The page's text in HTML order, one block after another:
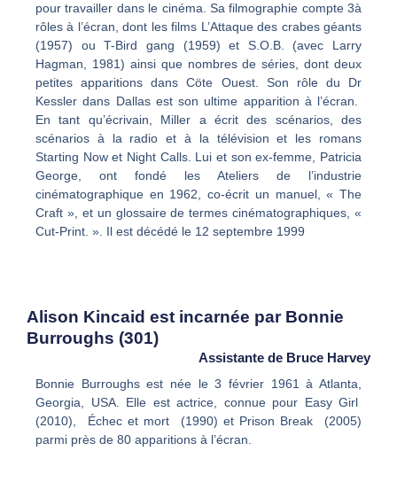
pour travailler dans le cinéma. Sa filmographie compte 3à
rôles à l’écran, dont les films L’Attaque des crabes géants
(1957) ou T-Bird gang (1959) et S.O.B. (avec Larry
Hagman, 1981) ainsi que nombres de séries, dont deux
petites apparitions dans Cöte Ouest. Son rôle du Dr
Kessler dans Dallas est son ultime apparition à l’écran.
En tant qu’écrivain, Miller a écrit des scénarios, des
scénarios à la radio et à la télévision et les romans
Starting Now et Night Calls. Lui et son ex-femme, Patricia
George, ont fondé les Ateliers de l’industrie
cinématographique en 1962, co-écrit un manuel, « The
Craft », et un glossaire de termes cinématographiques, «
Cut-Print. ». Il est décédé le 12 septembre 1999
Alison Kincaid est incarnée par Bonnie
Burroughs (301)
Assistante de Bruce Harvey
Bonnie Burroughs est née le 3 février 1961 à Atlanta,
Georgia, USA. Elle est actrice, connue pour Easy Girl
(2010), Échec et mort (1990) et Prison Break (2005)
parmi près de 80 apparitions à l’écran.